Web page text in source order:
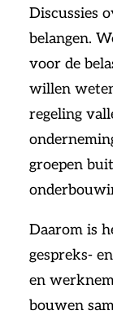
Discussies
belangen.
voor de
willen
regeling
groepen
Daarom is
gespreks- en
en
bouwen